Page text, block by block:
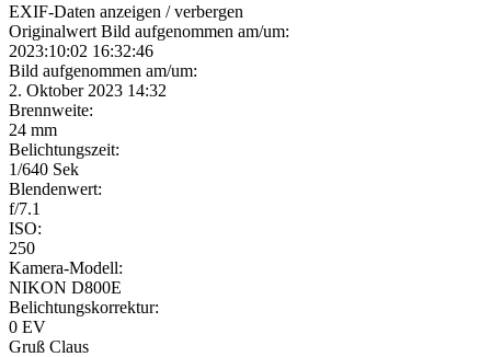
EXIF-Daten anzeigen / verbergen
Originalwert Bild aufgenommen am/um:
2023:10:02 16:32:46
Bild aufgenommen am/um:
2. Oktober 2023 14:32
Brennweite:
24 mm
Belichtungszeit:
1/640 Sek
Blendenwert:
f/7.1
ISO:
250
Kamera-Modell:
NIKON D800E
Belichtungskorrektur:
0 EV
Gruß Claus